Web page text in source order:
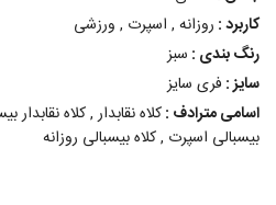
کاربرد : روزانه , اسپرت , ورزشی
رنگ بندی : سبز
سایز : فری سایز
اسامی مترادف :کلاه نقابدار , کلاه نقابدار
بیسبالی اسپرت , کلاه بیسبالی روزانه